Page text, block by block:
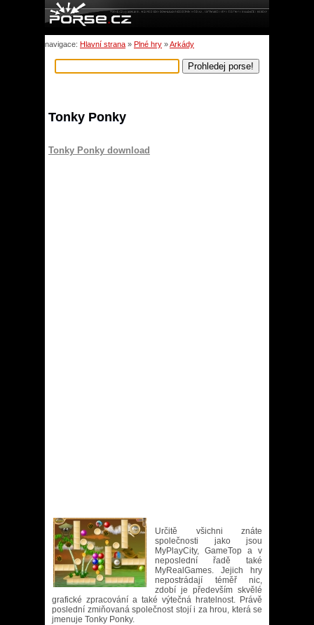
navigace: Hlavní strana » Plné hry »Arkády
Tonky Ponky
Tonky Ponky download
Určitě všichni znáte
společnosti jako jsou
MyPlayCity, GameTop a v
neposlední řadě také
MyRealGames. Jejich hry
nepostrádají téměř nic,
zdobí je především skvělé
grafické zpracování a také výtečná hratelnost. Právě
poslední zmiňovaná společnost stojí i za hrou, která se
jmenuje Tonky Ponky.